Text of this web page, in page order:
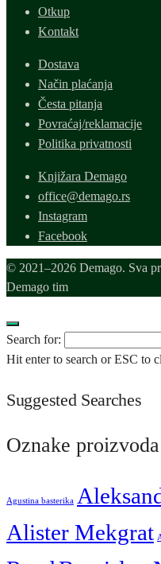
Otkup
Kontakt
Dostava
Način plaćanja
Česta pitanja
Povraćaj/reklamacije
Politika privatnosti
Knjižara Demago
office@demago.rs
Instagram
Facebook
© 2021–2026 Demago. Sva
Demago tim
Search for:
Hit enter to search or ESC to
Suggested Searches
Oznake proizvoda
Agustina basterika
Alister Mekgrat